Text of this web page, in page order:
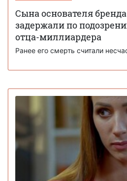
Сына основателя
задержали по
отца-миллиардера
Ранее его смерть считали